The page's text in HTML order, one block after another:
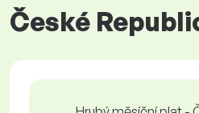
České